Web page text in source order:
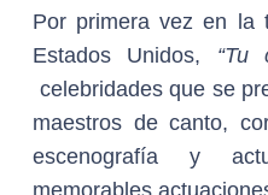
Por primera vez en la
Estados Unidos, “Tu
celebridades que se
maestros de canto,
escenografía y
memorables